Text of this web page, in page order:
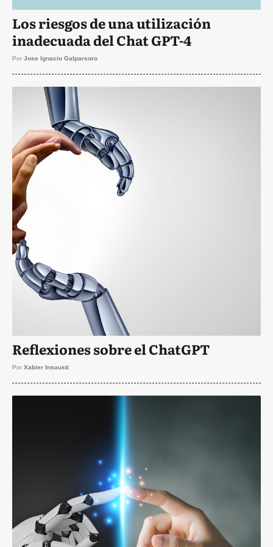
Los riesgos de una utilización
inadecuada del Chat GPT-4
Por Jose Ignacio Galparsoro
Reflexiones sobre el ChatGPT
Por Xabier Insausti